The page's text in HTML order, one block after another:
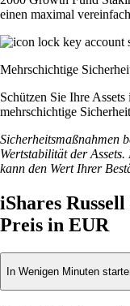
einen maximal
Mehrschichtige
Schützen Sie Ihre
mehrschichtige
Sicherheitsmaßnahmen
Wertstabilität der
kann den Wert Ihrer
iShares
Preis in EUR
In Wenigen Minuten